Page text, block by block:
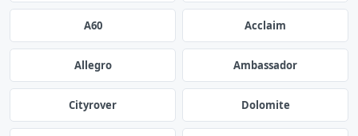
A60 Acclaim
Allegro Ambassador
Cityrover Dolomite